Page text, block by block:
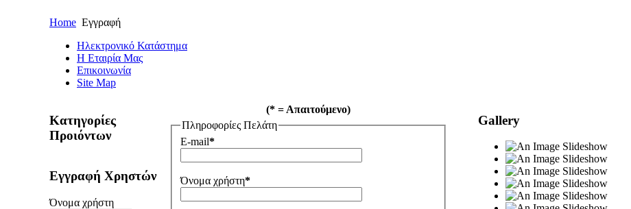
Home Εγγραφή
Ηλεκτρονικό Κατάστημα
Η Εταιρία Μας
Επικοινωνία
Site Map
Κατηγορίες
Προιόντων
Εγγραφή Χρηστών
Όνομα χρήστη
(* = Απαιτούμενο)
Πληροφορίες Πελάτη
E-mail*
Όνομα χρήστη*
Gallery